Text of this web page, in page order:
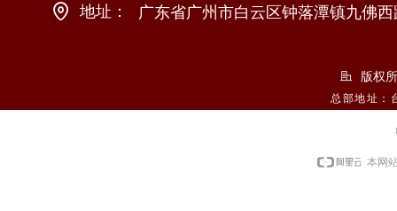
地址：
中国北京市东城区某某大厦8-88室
版权
总部地址：
广东省广州市白云区钟落潭镇九佛
本网